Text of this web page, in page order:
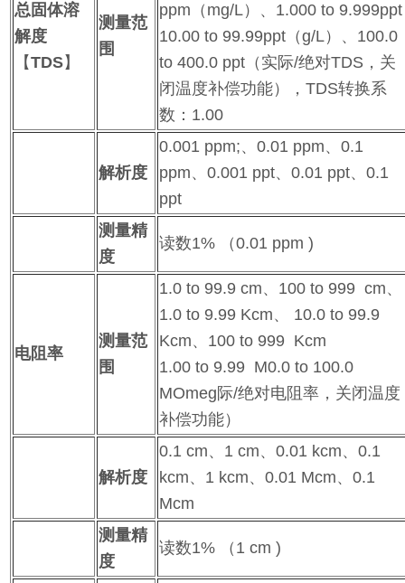
总固体溶
解度
【TDS】
测量范
围
ppm（mg/L）、1.000 to 9.999ppt
10.00 to 99.99ppt（g/L）、100.0
to 400.0 ppt（实际/绝对TDS，关
闭温度补偿功能），TDS转换系
数：1.00
解析度
0.001 ppm;、0.01 ppm、0.1
ppm、0.001 ppt、0.01 ppt、0.1
ppt
测量精
度
读数1% （0.01 ppm )
电阻率
测量范
围
1.0 to 99.9 cm、100 to 999 cm、
1.0 to 9.99 Kcm、 10.0 to 99.9
Kcm、100 to 999 Kcm
1.00 to 9.99 M0.0 to 100.0
MOmeg际/绝对电阻率，关闭温度
补偿功能）
解析度
0.1 cm、1 cm、0.01 kcm、0.1
kcm、1 kcm、0.01 Mcm、0.1
Mcm
测量精
度
读数1% （1 cm )